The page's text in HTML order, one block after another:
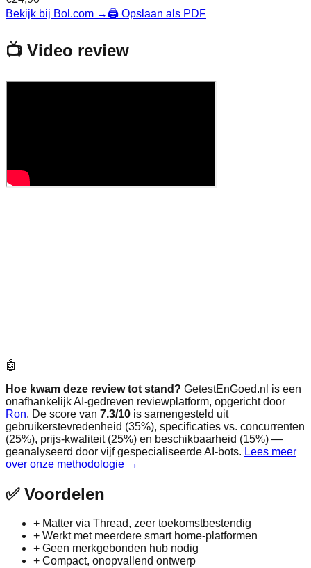
Bekijk bij Bol.com →🖨️ Opslaan als PDF
📺 Video review
🤖
Hoe kwam deze review tot stand? GetestEnGoed.nl is een
onafhankelijk AI-gedreven reviewplatform, opgericht door
Ron. De score van 7.3/10 is samengesteld uit
gebruikerstevredenheid (35%), specificaties vs. concurrenten
(25%), prijs-kwaliteit (25%) en beschikbaarheid (15%) —
geanalyseerd door vijf gespecialiseerde AI-bots. Lees meer
over onze methodologie →
✅Voordelen
+ Matter via Thread, zeer toekomstbestendig
+ Werkt met meerdere smart home‑platformen
+ Geen merkgebonden hub nodig
+ Compact, onopvallend ontwerp